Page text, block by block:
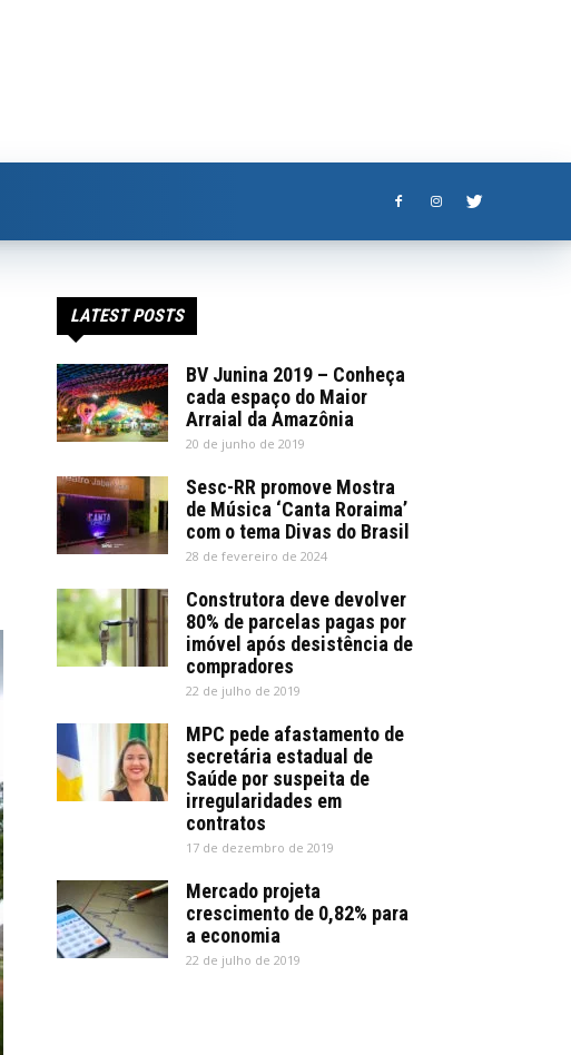
LATEST POSTS
BV Junina 2019 – Conheça
cada espaço do Maior
Arraial da Amazônia
20 de junho de 2019
Sesc-RR promove Mostra
de Música ‘Canta Roraima’
com o tema Divas do Brasil
28 de fevereiro de 2024
Construtora deve devolver
80% de parcelas pagas por
imóvel após desistência de
compradores
22 de julho de 2019
MPC pede afastamento de
secretária estadual de
Saúde por suspeita de
irregularidades em
contratos
17 de dezembro de 2019
Mercado projeta
crescimento de 0,82% para
a economia
22 de julho de 2019